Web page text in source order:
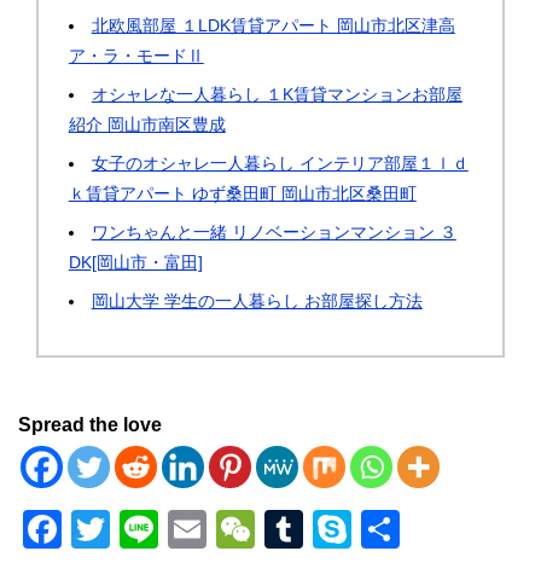
北欧風部屋 １LDK賃貸アパート 岡山市北区津高
ア・ラ・モードⅡ
オシャレな一人暮らし １K賃貸マンションお部屋
紹介 岡山市南区豊成
女子のオシャレ一人暮らし インテリア部屋１ｌｄ
ｋ賃貸アパート ゆず桑田町 岡山市北区桑田町
ワンちゃんと一緒 リノベーションマンション ３
DK[岡山市・富田]
岡山大学 学生の一人暮らし お部屋探し方法
Spread the love
F
T
Li
E
W
T
S